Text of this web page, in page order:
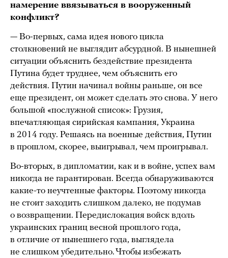
намерение ввязываться в вооруженный
конфликт?
— Во-первых, сама идея нового цикла
столкновений не выглядит абсурдной. В нынешней
ситуации объяснить бездействие президента
Путина будет труднее, чем объяснить его
действия. Путин начинал войны раньше, он все
еще президент, он может сделать это снова. У него
большой «послужной список»: Грузия,
впечатляющая сирийская кампания, Украина
в 2014 году. Решаясь на военные действия, Путин
в прошлом, скорее, выигрывал, чем проигрывал.
Во-вторых, в дипломатии, как и в войне, успех вам
никогда не гарантирован. Всегда обнаруживаются
какие-то неучтенные факторы. Поэтому никогда
не стоит заходить слишком далеко, не подумав
о возвращении. Передислокация войск вдоль
украинских границ весной прошлого года,
в отличие от нынешнего года, выглядела
не слишком убедительно. Чтобы избежать